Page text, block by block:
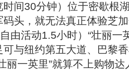
时间30分钟）位于密歇根
头，就无法真正体验芝
自由活动1.5小时）“壮丽
与纽约第五大道、巴黎
丽一英里”就算不上购物